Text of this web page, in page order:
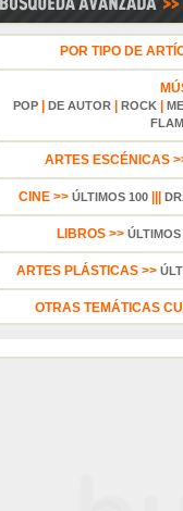
POR TIPO DE
POP| DE AUTOR| ROCK|
ARTES ESCÉNICAS
CINE >> ÚLTIMOS 100
LIBROS >> ÚLTIMOS
ARTES PLÁSTICAS >>
OTRAS TEMÁTICAS